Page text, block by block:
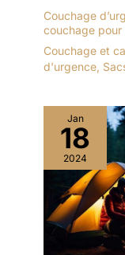
Couchage
couchage
Couchage et
d'urgence,
Jan
18
2024